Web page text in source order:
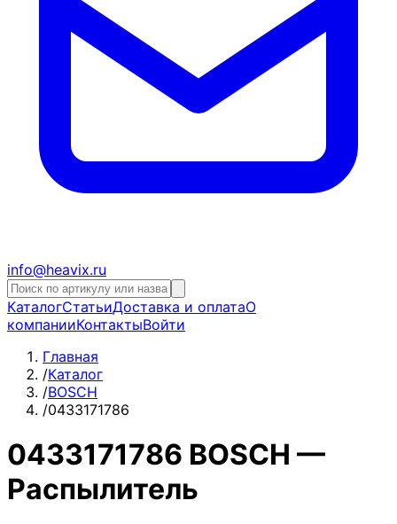
info@heavix.ru
КаталогСтатьиДоставка и оплатаО
компанииКонтактыВойти
Главная
/Каталог
/BOSCH
/0433171786
0433171786 BOSCH —
Распылитель